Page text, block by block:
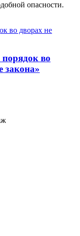
опасности.
во
закона»